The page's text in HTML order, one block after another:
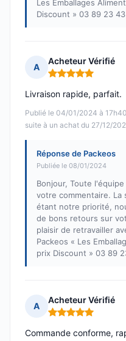
Les Emballages
Discount » 03 89 23
A
Acheteur Vérifié
Note : 5 sur 5
Publié le 04/01/2024 à 17h40
suite à un achat du 27/12/
Livraison rapide, parfait.
Réponse de Packeos
Publiée le 08/01/2024
Bonjour, Toute
votre commentaire. La
étant notre priorité,
de bons retours sur
plaisir de retravailler
Packeos « Les
prix Discount » 03 89
A
Acheteur Vérifié
Note : 5 sur 5
Commande conforme,